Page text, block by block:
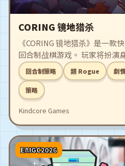
CORING 镜地猎杀
《CORING 镜地猎杀》是一款
回合制战棋游戏。 玩家将扮演
的剪枝者-「叁式」。 剪断异常
主干的繁荣生长，并在过程中
的原因，拼凑记忆，找回自我。
回合制策略 類 Rogue 劇
策略
Kindcore Games
EAIGC2026